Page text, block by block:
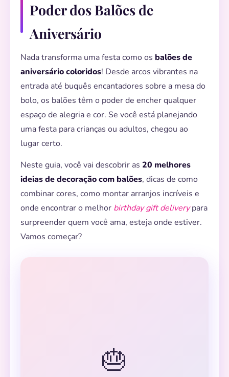
Poder dos Balões de
Aniversário
Nada transforma uma festa como os balões de
aniversário coloridos! Desde arcos vibrantes na
entrada até buquês encantadores sobre a mesa do
bolo, os balões têm o poder de encher qualquer
espaço de alegria e cor. Se você está planejando
uma festa para crianças ou adultos, chegou ao
lugar certo.
Neste guia, você vai descobrir as 20 melhores
ideias de decoração com balões, dicas de como
combinar cores, como montar arranjos incríveis e
onde encontrar o melhor birthday gift deliverypara
surpreender quem você ama, esteja onde estiver.
Vamos começar?
🎂